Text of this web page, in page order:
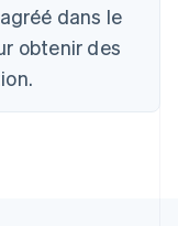
dans le
obtenir des